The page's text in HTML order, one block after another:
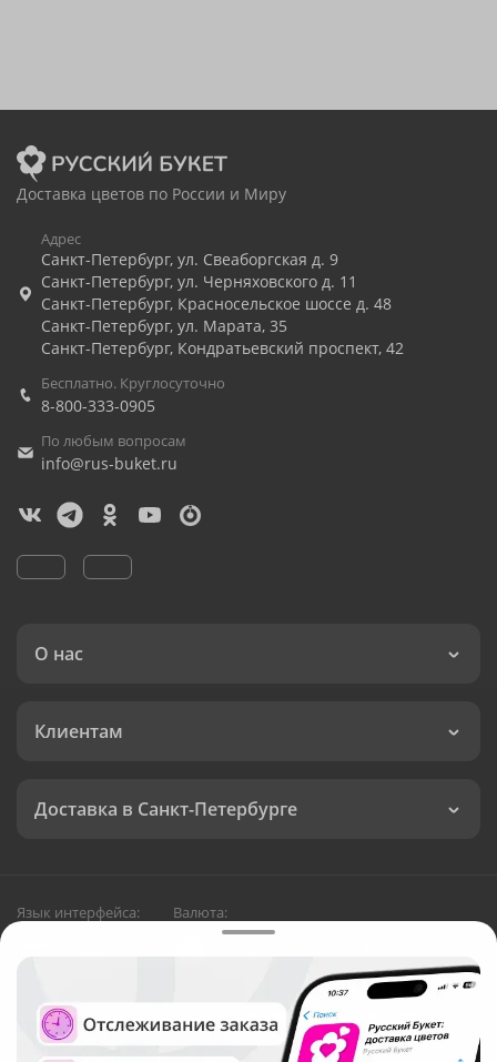
Доставка цветов по России и Миру
Адрес
Санкт-Петербург, ул. Свеаборгская д. 9
Санкт-Петербург, ул. Черняховского д. 11
Санкт-Петербург, Красносельское шоссе д. 48
Санкт-Петербург, ул. Марата, 35
Санкт-Петербург, Кондратьевский проспект, 42
Бесплатно. Круглосуточно
8-800-333-0905
По любым вопросам
info@rus-buket.ru
О нас
Клиентам
Доставка в Санкт-Петербурге
Язык интерфейса: Валюта:
Служба круглосуточной доставки цветов в Санкт-
Петербурге